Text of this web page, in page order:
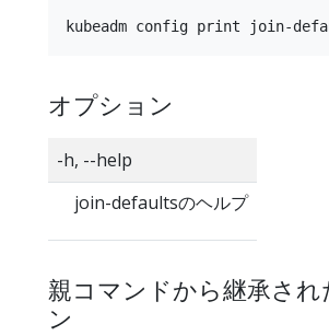
オプション
-h, --help
join-defaultsのヘルプ
親コマンドから継承され
ン